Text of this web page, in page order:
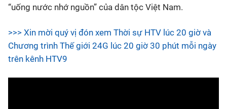
“uống nước nhớ nguồn” của dân tộc Việt Nam.
>>> Xin mời quý vị đón xem Thời sự HTV lúc 20 giờ và
Chương trình Thế giới 24G lúc 20 giờ 30 phút mỗi ngày
trên kênh HTV9